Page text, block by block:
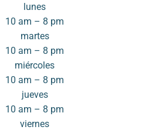
lunes
10 am – 8 pm
martes
10 am – 8 pm
miércoles
10 am – 8 pm
jueves
10 am – 8 pm
viernes